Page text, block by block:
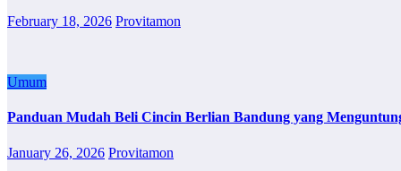
February 18, 2026 Provitamon
Umum
Panduan Mudah Beli Cincin Berlian Bandung yang
January 26, 2026 Provitamon